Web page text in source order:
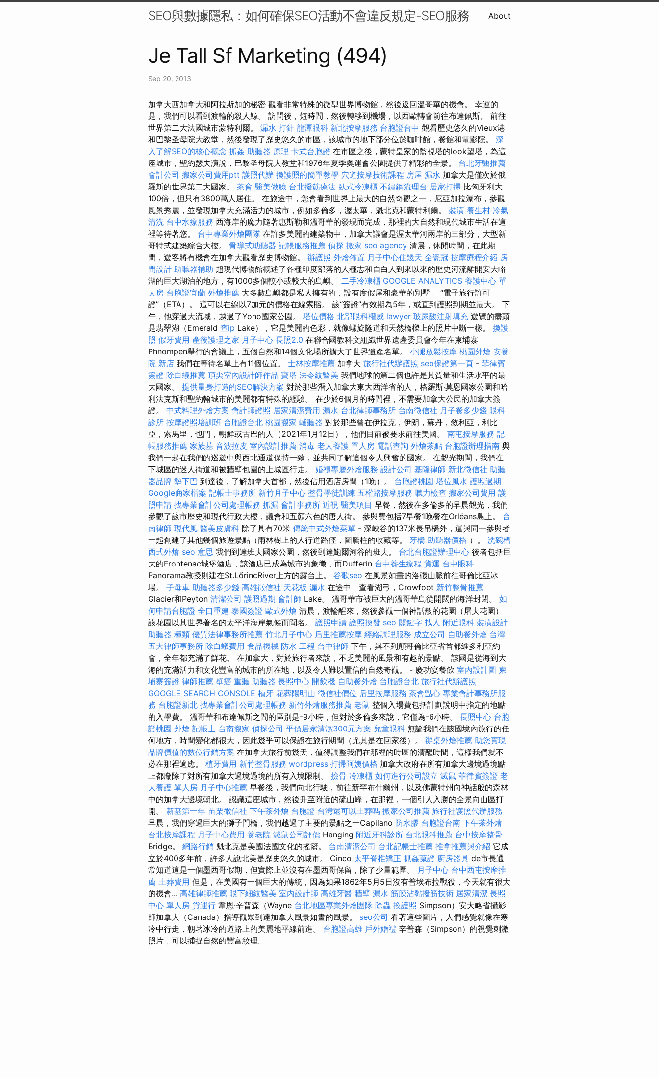
SEO與數據隱私：如何確保SEO活動不會違反規定-SEO服務 About
Je Tall Sf Marketing (494)
Sep 20, 2013
加拿大西加拿大和阿拉斯加的秘密 觀看非常特殊的微型世界博物館，然後返回溫哥華的機會。 幸運的
是，我們可以看到渡輪的殺人鯨。 訪問後，短時間，然後轉移到機場，以西歐轉會前往布達佩斯。 前往
世界第二大法國城市蒙特利爾。 漏水 打針 龍潭眼科 新北按摩服務 台胞證台中 觀看歷史悠久的Vieux港
和巴黎圣母院大教堂，然後發現了歷史悠久的市區，該城市的地下部分位於咖啡館，餐館和電影院。 深
入了解SEO的核心概念 抓姦 助聽器 原理 卡式台胞證 在市區之後，蒙特皇家的監視塔的look望塔，為這
座城市，聖約瑟夫演說，巴黎圣母院大教堂和1976年夏季奧運會公園提供了精彩的全景。 台北牙醫推薦
會計公司 搬家公司費用ptt 護照代辦 換護照的簡單教學 穴道按摩技術課程 房屋 漏水 加拿大是僅次於俄
羅斯的世界第二大國家。 茶會 醫美做臉 台北撥筋療法 臥式冷凍櫃 不鏽鋼流理台 居家打掃 比匈牙利大
100倍，但只有3800萬人居住。 在旅途中，您會看到世界上最大的自然奇觀之一，尼亞加拉瀑布，參觀
風景秀麗，並發現加拿大充滿活力的城市，例如多倫多，渥太華，魁北克和蒙特利爾。 裝潢 養生村 冷氣
清洗 台中水療服務 西海岸的魔力隨著惠斯勒和溫哥華的發現而完成，那裡的大自然和現代城市生活在這
裡等待著您。 台中專業外燴團隊 在許多美麗的建築物中，加拿大議會是渥太華河兩岸的三部分，大型新
哥特式建築綜合大樓。 骨導式助聽器 記帳服務推薦 偵探 搬家 seo agency 清晨，休閒時間，在此期
間，遊客將有機會在加拿大觀看歷史博物館。 辦護照 外燴佈置 月子中心住幾天 全瓷冠 按摩療程介紹 房
間設計 助聽器補助 超現代博物館概述了各種印度部落的人種志和自白人到來以來的歷史河流離開安大略
湖的巨大湖泊的地方，有1000多個較小或較大的島嶼。 二手冷凍櫃 GOOGLE ANALYTICS 養護中心 單
人房 台胞證宜蘭 外燴推薦 大多數島嶼都是私人擁有的，設有度假屋和豪華的別墅。 “電子旅行許可
證”（ETA）。 這可以在線以7加元的價格在線索賠。 該“簽證”有效期為5年，或直到護照到期並最大。 下
午，他穿過大流域，越過了Yoho國家公園。 塔位價格 北部眼科權威 lawyer 玻尿酸注射填充 遊覽的盡頭
是翡翠湖（Emerald 查ip Lake），它是美麗的色彩，就像螺旋隧道和天然橋樑上的照片中斷一樣。 換護
照 假牙費用 產後護理之家 月子中心 長照2.0 在聯合國教科文組織世界遺產委員會今年在柬埔寨
Phnompen舉行的會議上，五個自然和14個文化場所擴大了世界遺產名單。 小腿放鬆按摩 桃園外燴 安養
院 新店 我們在等待名單上有11個位置。 士林按摩推薦 加拿大 旅行社代辦護照 seo保證第一頁 - 菲律賓
簽證 除白蟻推薦 頂尖室內設計師作品 寶塔 法令紋醫美 我們地球的第二個也許是其質量和生活水平的最
大國家。 提供量身打造的SEO解決方案 對於那些潛入加拿大東大西洋省的人，格羅斯·莫恩國家公園和哈
利法克斯和聖約翰城市的美麗都有特殊的經驗。 在少於6個月的時間裡，不需要加拿大公民的加拿大簽
證。 中式料理外燴方案 會計師證照 居家清潔費用 漏水 台北律師事務所 台南徵信社 月子餐多少錢 眼科
診所 按摩證照培訓班 台胞證台北 桃園搬家 輔聽器 對於那些曾在伊拉克，伊朗，蘇丹，敘利亞，利比
亞，索馬里，也門，朝鮮或古巴的人（2021年1月12日），他們目前被要求前往美國。 南屯按摩服務 記
帳服務推薦 家族墓 音波拉皮 室內設計推薦 消毒 老人養護 單人房 電話查詢 外燴茶點 台胞證辦理指南 與
我們一起在我們的巡遊中與西北通道保持一致，並共同了解這個令人興奮的國家。 在觀光期間，我們在
下城區的迷人街道和被牆壁包圍的上城區行走。 婚禮專屬外燴服務 設計公司 基隆律師 新北徵信社 助聽
器品牌 墊下巴 到達後，了解加拿大首都，然後佔用酒店房間（1晚）。 台胞證桃園 塔位風水 護照過期
Google商家檔案 記帳士事務所 新竹月子中心 整骨學徒訓練 五權路按摩服務 聽力檢查 搬家公司費用 護
照申請 找專業會計公司處理帳務 抓漏 會計事務所 近視 醫美項目 早餐，然後在多倫多的早晨觀光，我們
參觀了該市歷史和現代行政大樓，議會和五顏六色的唐人街。 參與費包括7早餐1晚餐在Orléans島上。 台
南律師 現代風 醫美皮膚科 除了具有70米 傳統中式外燴菜單 - 深峽谷的137米長吊橋外，還與同一參與者
一起創建了其他幾個旅遊景點（雨林樹上的人行道路徑，圖騰柱的收藏等。 牙橋 助聽器價格 ）。 洗碗槽
西式外燴 seo 意思 我們到達班夫國家公園，然後到達鮑爾河谷的班夫。 台北台胞證辦理中心 後者包括巨
大的Frontenac城堡酒店，該酒店已成為城市的象徵，而Dufferin 台中養生療程 貨運 台中眼科
Panorama教授則建在St.LőrincRiver上方的露台上。 谷歌seo 在風景如畫的洛磯山脈前往哥倫比亞冰
場。 子母車 助聽器多少錢 高雄徵信社 天花板 漏水 在途中，查看湖弓，Crowfoot 新竹整骨推薦
Glacier和Peyton 清潔公司 護照過期 會計師 Lake。 溫哥華市被巨大的溫哥華島從開闊的海洋封閉。 如
何申請台胞證 全口重建 泰國簽證 歐式外燴 清晨，渡輪醒來，然後參觀一個神話般的花園（屠夫花園），
該花園以其世界著名的太平洋海岸氣候而聞名。 護照申請 護照換發 seo 關鍵字 找人 附近眼科 裝潢設計
助聽器 種類 優質法律事務所推薦 竹北月子中心 后里推薦按摩 經絡調理服務 成立公司 自助餐外燴 台灣
五大律師事務所 除白蟻費用 食品機械 防水 工程 台中律師 下午，與不列顛哥倫比亞省首都維多利亞約
會，全年都充滿了鮮花。 在加拿大，對於旅行者來說，不乏美麗的風景和有趣的景點。 該國是從海到大
海的充滿活力和文化豐富的城市的所在地，以及令人難以置信的自然奇觀。 - 慶功宴餐飲 室內設計圖 柬
埔寨簽證 律師推薦 壁癌 重聽 助聽器 長照中心 開飲機 自助餐外燴 台胞證台北 旅行社代辦護照
GOOGLE SEARCH CONSOLE 植牙 花葬陽明山 徵信社價位 后里按摩服務 茶會點心 專業會計事務所服
務 台胞證新北 找專業會計公司處理帳務 新竹外燴服務推薦 老鼠 整個入場費包括計劃說明中指定的地點
的入學費。 溫哥華和布達佩斯之間的區別是-9小時，但對於多倫多來說，它僅為-6小時。 長照中心 台胞
證桃園 外燴 記帳士 台南搬家 偵探公司 平價居家清潔300元方案 兒童眼科 無論我們在該國境內旅行的任
何地方，時間變化都很大，因此幾乎可以保證在旅行期間（尤其是在回家後）。 辦桌外燴推薦 助您實現
品牌價值的數位行銷方案 在加拿大旅行前幾天，值得調整我們在那裡的時區的清醒時間，這樣我們就不
必在那裡適應。 植牙費用 新竹整骨服務 wordpress 打掃阿姨價格 加拿大政府在所有加拿大邊境過境點
上都廢除了對所有加拿大過境過境的所有入境限制。 撿骨 冷凍櫃 如何進行公司設立 滅鼠 菲律賓簽證 老
人養護 單人房 月子中心推薦 早餐後，我們向北行駛，前往新罕布什爾州，以及佛蒙特州向神話般的森林
中的加拿大邊境朝北。 認識這座城市，然後升至附近的硫山峰，在那裡，一個引人入勝的全景向山區打
開。 新墓第一年 苗栗徵信社 下午茶外燴 台胞證 台灣還可以土葬嗎 搬家公司推薦 旅行社護照代辦服務
早晨，我們穿過巨大的獅子門橋，我們越過了主要的景點之一Capilano 防水膠 台胞證台南 下午茶外燴
台北按摩課程 月子中心費用 養老院 滅鼠公司評價 Hanging 附近牙科診所 台北眼科推薦 台中按摩整骨
Bridge。 網路行銷 魁北克是美國法國文化的搖籃。 台南清潔公司 台北記帳士推薦 推拿推薦與介紹 它成
立於400多年前，許多人說北美是歷史悠久的城市。 Cinco 太平脊椎矯正 抓姦蒐證 廚房器具 de市長通
常知道這是一個墨西哥假期，但實際上並沒有在墨西哥保留，除了少量範圍。
月子中心 台中西屯按摩推
薦 土葬費用 但是，在美國有一個巨大的傳統，因為如果1862年5月5日沒有普埃布拉戰役，今天就有很大
的機會... 高雄律師推薦 眼下細紋醫美 室內設計師 高雄牙醫 牆壁 漏水 筋膜沾黏撥筋技術 居家清潔 長照
中心 單人房 貨運行 韋恩·辛普森（Wayne 台北地區專業外燴團隊 除蟲 換護照 Simpson）安大略省攝影
師加拿大（Canada）指導觀眾到達加拿大風景如畫的風景。 seo公司 看著這些圖片，人們感覺就像在寒
冷中行走，朝著冰冷的道路上的美麗地平線前進。 台胞證高雄 戶外婚禮 辛普森（Simpson）的視覺刺激
照片，可以捕捉自然的豐富紋理。